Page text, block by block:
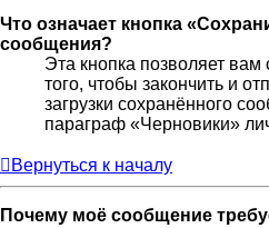
Что означает кнопка
сообщения?
Эта кнопка позволяет
того, чтобы закончить и
загрузки сохранённого
параграф «Черновики»
Вернуться к началу
Почему моё сообщение